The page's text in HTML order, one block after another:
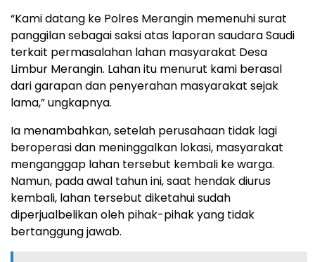
“Kami datang ke Polres Merangin memenuhi surat
panggilan sebagai saksi atas laporan saudara Saudi
terkait permasalahan lahan masyarakat Desa
Limbur Merangin. Lahan itu menurut kami berasal
dari garapan dan penyerahan masyarakat sejak
lama,” ungkapnya.
Ia menambahkan, setelah perusahaan tidak lagi
beroperasi dan meninggalkan lokasi, masyarakat
menganggap lahan tersebut kembali ke warga.
Namun, pada awal tahun ini, saat hendak diurus
kembali, lahan tersebut diketahui sudah
diperjualbelikan oleh pihak-pihak yang tidak
bertanggung jawab.